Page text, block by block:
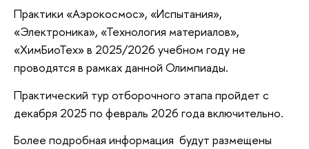
Практики «Аэрокосмос», «Испытания»,
«Электроника», «Технология материалов»,
«ХимБиоТех» в 2025/2026 учебном году не
проводятся в рамках данной Олимпиады.
Практический тур отборочного этапа пройдет с
декабря 2025 по февраль 2026 года включительно.
Более подробная информация будут размещены